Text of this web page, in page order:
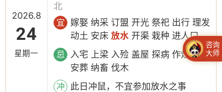
2026.8
24
星期一
北
宜
嫁娶 纳采 订盟 开光 祭祀 出行 理发
动土 安床放水 开渠 栽种 进人口
忌
入宅 上梁 入殓 盖屋 探病 作灶 安门
安葬 纳畜 伐木
冲 此日冲鼠，不宜参加放水之事
咨询
大师